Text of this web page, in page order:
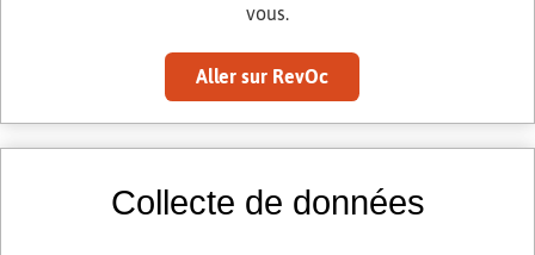
vous.
Aller sur RevOc
Collecte de données